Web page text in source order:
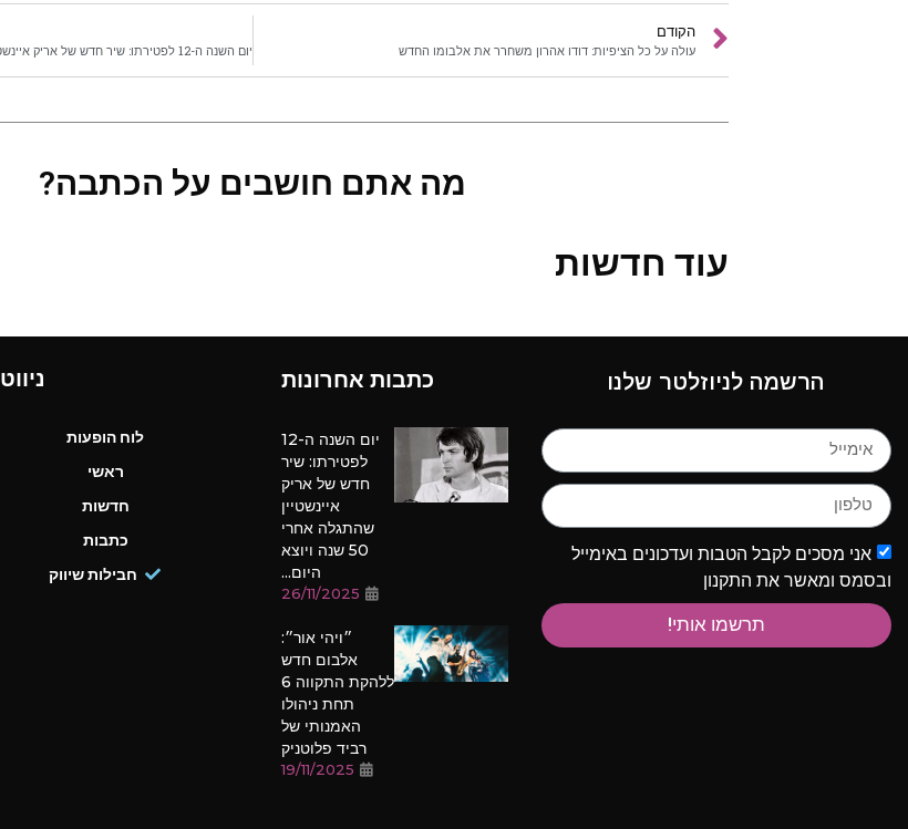
הקודם
עולה על כל הציפיות: דודו אהרון משחרר את אלבומו החדש
מה אתם חושבים על הכתבה?
עוד חדשות
הרשמה לניוזלטר שלנו
אני מסכים לקבל הטבות ועדכונים באימייל
ובסמס ומאשר את התקנון
תרשמו אותי!
כתבות אחרונות
יום השנה ה-12
לפטירתו: שיר
חדש של אריק
איינשטיין
שהתגלה אחרי
50 שנה ויוצא
היום...
26/11/2025
״ויהי אור״:
אלבום חדש
ללהקת התקווה 6
תחת ניהולו
האמנותי של
רביד פלוטניק
19/11/2025
ניווט
לוח הופעות
ראשי
חדשות
כתבות
חבילות שיווק